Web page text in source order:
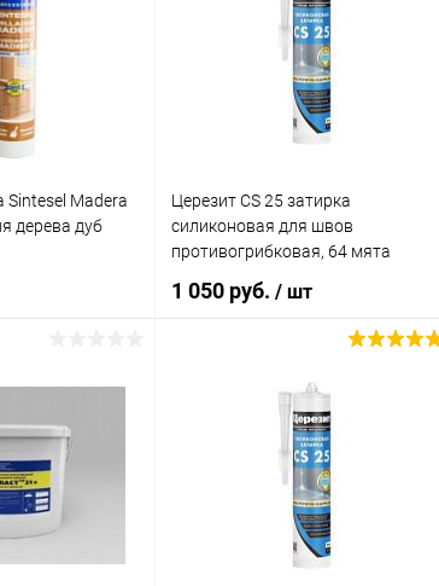
Купить в 1 клик
Герметик Quilosa Sintesel
Madera силиконовый для
дерева
Sintesel Madera
дерева дуб
Сравнение
В наличии
Церезит CS 25 затирка
силиконовая для швов
противогрибковая, 64 мята
1 050 руб. / шт
В корзину
Купить в 1 клик